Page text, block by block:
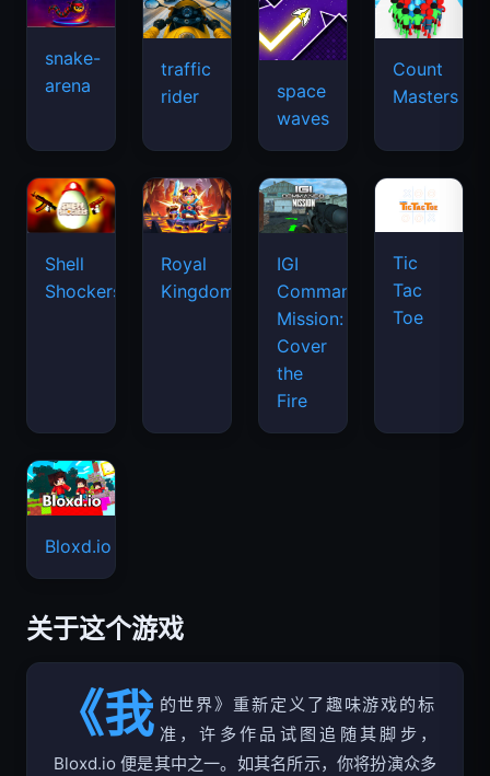
snake-
arena
traffic
rider
space
waves
Count
Masters
Shell
Shockers
Royal
Kingdom
IGI
Commando
Mission:
Cover
the
Fire
Tic
Tac
Toe
Bloxd.io
关于这个游戏
《我 的世界》重新定义了趣味游戏的标
准，许多作品试图追随其脚步，
Bloxd.io 便是其中之一。如其名所示，你将扮演众多